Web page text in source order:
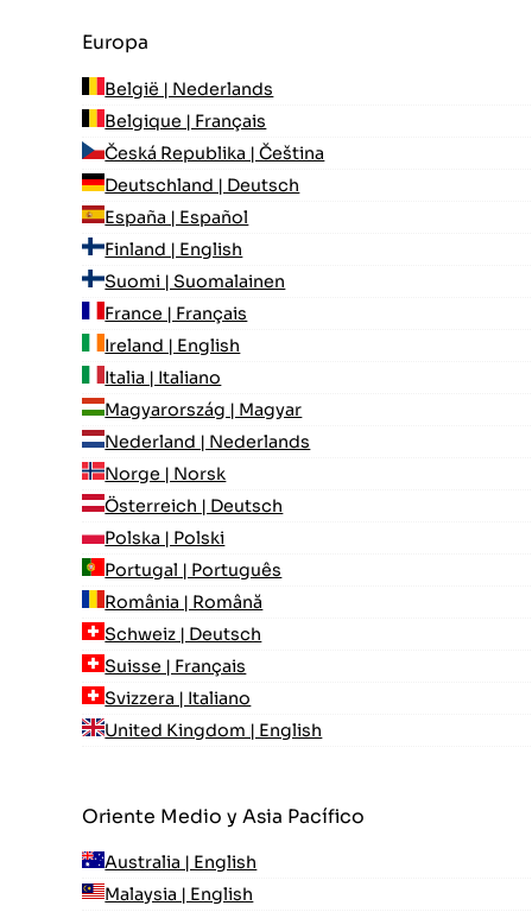
Europa
België | Nederlands
Belgique | Français
Česká Republika | Čeština
Deutschland | Deutsch
España | Español
Finland | English
Suomi | Suomalainen
France | Français
Ireland | English
Italia | Italiano
Magyarország | Magyar
Nederland | Nederlands
Norge | Norsk
Österreich | Deutsch
Polska | Polski
Portugal | Português
România | Română
Schweiz | Deutsch
Suisse | Français
Svizzera | Italiano
United Kingdom | English
Oriente Medio y Asia Pacífico
Australia | English
Malaysia | English